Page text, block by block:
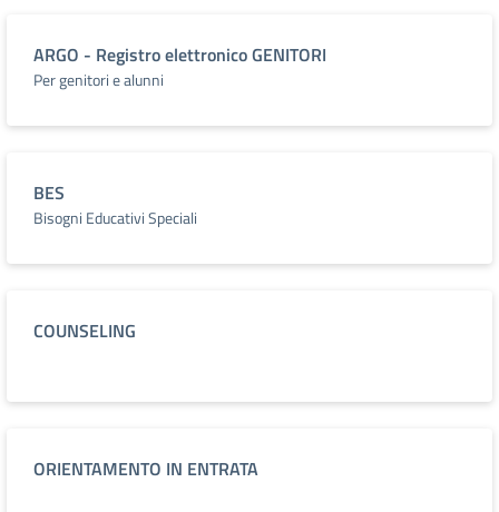
ARGO - Registro elettronico GENITORI
Per genitori e alunni
BES
Bisogni Educativi Speciali
COUNSELING
ORIENTAMENTO IN ENTRATA